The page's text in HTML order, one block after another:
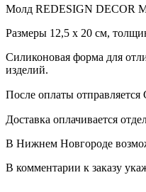
Молд REDESIGN DECOR
Размеры 12,5 х 20 см,
Силиконовая форма для
изделий.
После оплаты
Доставка оплачивается
В Нижнем Новгороде
В комментарии к заказу